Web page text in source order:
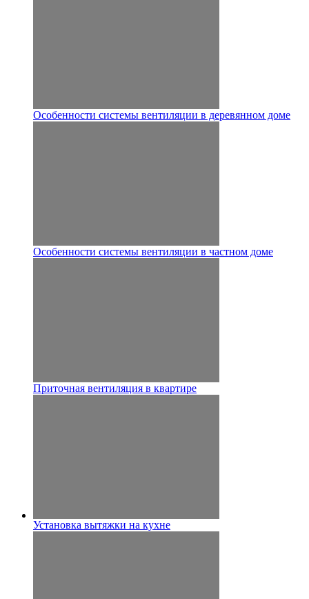
Особенности системы вентиляции в деревянном доме
Особенности системы вентиляции в частном доме
Приточная вентиляция в квартире
Установка вытяжки на кухне